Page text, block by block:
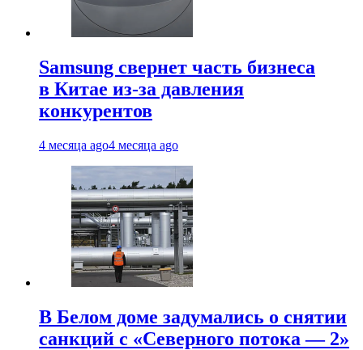
Samsung свернет часть бизнеса
в Китае из-за давления
конкурентов
4 месяца ago4 месяца ago
В Белом доме задумались о снятии
санкций с «Северного потока — 2»